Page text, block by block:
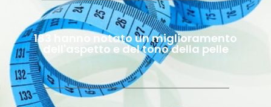
183 hanno notato un miglioramento
dell'aspetto e del tono della pelle